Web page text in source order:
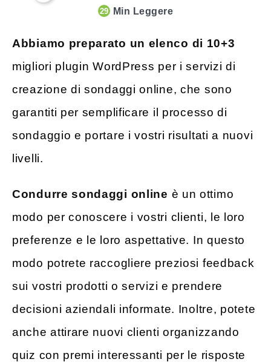
29 Min Leggere
Abbiamo preparato un elenco di 10+3
migliori plugin WordPress per i servizi di
creazione di sondaggi online, che sono
garantiti per semplificare il processo di
sondaggio e portare i vostri risultati a nuovi
livelli.
Condurre sondaggi online è un ottimo
modo per conoscere i vostri clienti, le loro
preferenze e le loro aspettative. In questo
modo potrete raccogliere preziosi feedback
sui vostri prodotti o servizi e prendere
decisioni aziendali informate. Inoltre, potete
anche attirare nuovi clienti organizzando
quiz con premi interessanti per le risposte